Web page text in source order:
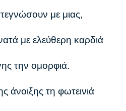
με μιας,
με ελεύθερη καρδιά
την ομορφιά.
άνοιξης τη φωτεινιά